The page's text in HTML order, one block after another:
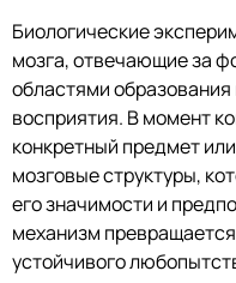
Биологические
мозга, отвечающие за
областями
восприятия. В момент
конкретный предмет
мозговые структуры,
его значимости и
механизм
устойчивого